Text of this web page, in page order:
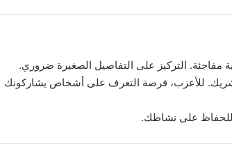
مفاجئة. التركيز على التفاصيل الصغيرة ضروري.
للأعزب، فرصة التعرف على أشخاص يشاركونك
للحفاظ على نشاطك.